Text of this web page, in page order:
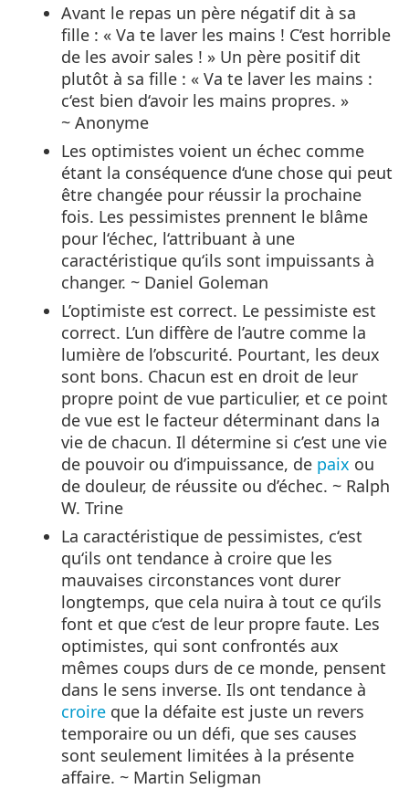
Avant le repas un père négatif dit à sa
fille : « Va te laver les mains ! C‘est horrible
de les avoir sales ! » Un père positif dit
plutôt à sa fille : « Va te laver les mains :
c‘est bien d‘avoir les mains propres. »
~ Anonyme
Les optimistes voient un échec comme
étant la conséquence d‘une chose qui peut
être changée pour réussir la prochaine
fois. Les pessimistes prennent le blâme
pour l‘échec, l‘attribuant à une
caractéristique qu‘ils sont impuissants à
changer. ~ Daniel Goleman
L’optimiste est correct. Le pessimiste est
correct. L’un diffère de l’autre comme la
lumière de l’obscurité. Pourtant, les deux
sont bons. Chacun est en droit de leur
propre point de vue particulier, et ce point
de vue est le facteur déterminant dans la
vie de chacun. Il détermine si c’est une vie
de pouvoir ou d’impuissance, de paix ou
de douleur, de réussite ou d’échec. ~ Ralph
W. Trine
La caractéristique de pessimistes, c‘est
qu‘ils ont tendance à croire que les
mauvaises circonstances vont durer
longtemps, que cela nuira à tout ce qu‘ils
font et que c‘est de leur propre faute. Les
optimistes, qui sont confrontés aux
mêmes coups durs de ce monde, pensent
dans le sens inverse. Ils ont tendance à
croire que la défaite est juste un revers
temporaire ou un défi, que ses causes
sont seulement limitées à la présente
affaire. ~ Martin Seligman